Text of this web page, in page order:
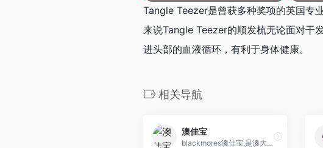
Tangle Teezer是曾获多种奖项的英国专
来说Tangle Teezer的顺发梳无论面对干
进头部的血液循环，有利于身体健康。
相关导航
澳佳宝
blackmores澳佳宝,是澳大利亚的保健品品牌。澳佳宝是澳大利亚领先的天然营养品公司